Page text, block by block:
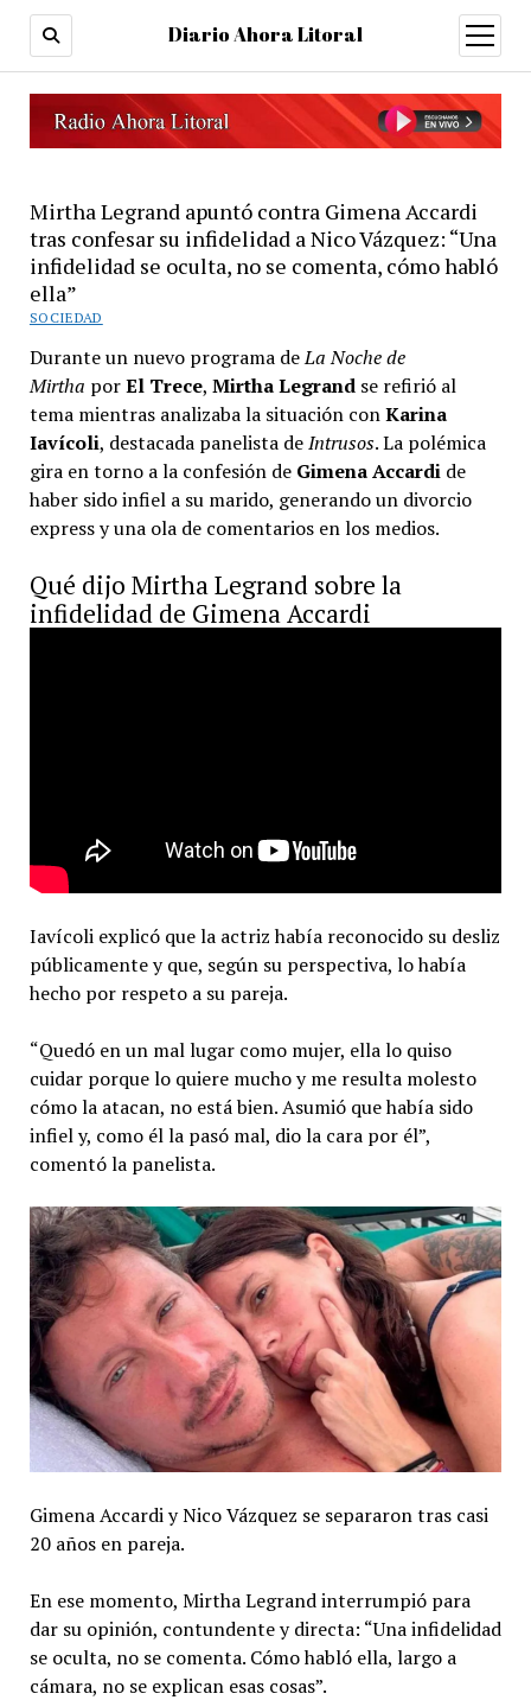
Diario Ahora Litoral
open
menu
Mirtha Legrand apuntó contra Gimena Accardi
tras confesar su infidelidad a Nico Vázquez: “Una
infidelidad se oculta, no se comenta, cómo habló
ella”
SOCIEDAD
Durante un nuevo programa deLa Noche de
Mirtha porEl Trece, Mirtha Legrandse refirió al
tema mientras analizaba la situación conKarina
Iavícoli, destacada panelista deIntrusos. La polémica
gira en torno a la confesión de Gimena Accardide
haber sido infiel a su marido, generando un divorcio
express y una ola de comentarios en los medios.
Qué dijo Mirtha Legrand sobre la
infidelidad de Gimena Accardi
Iavícoli explicó que la actriz había reconocido su desliz
públicamente y que, según su perspectiva, lo había
hecho por respeto a su pareja.
“Quedó en un mal lugar como mujer, ella lo quiso
cuidar porque lo quiere mucho y me resulta molesto
cómo la atacan, no está bien. Asumió que había sido
infiel y, como él la pasó mal, dio la cara por él”,
comentó la panelista.
Gimena Accardi y Nico Vázquez se separaron tras casi
20 años en pareja.
En ese momento, Mirtha Legrand interrumpió para
dar su opinión, contundente y directa: “Una infidelidad
se oculta, no se comenta. Cómo habló ella, largo a
cámara, no se explican esas cosas”.